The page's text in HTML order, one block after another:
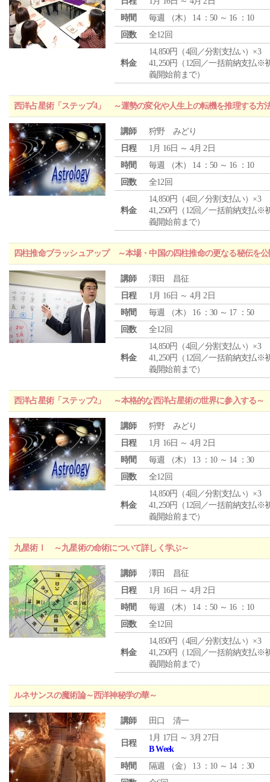
時間
毎週 （木） 14 ：50 ～ 16 ：10
回数
全12回
料金
14,850円（4回／分割支払い）×3
41,250円（12回／一括前納支払※
義開始前まで）
西洋占星術「ステップ4」 ～運勢の変化や人生上の転機を推理する方
講師
狩野 みどり
日程
1月 16日 ～ 4月 2日
時間
毎週 （木） 14 ：50 ～ 16 ：10
回数
全12回
料金
14,850円（4回／分割支払い）×3
41,250円（12回／一括前納支払※
義開始前まで）
四柱推命ブラッシュアップ ～本場・中国の四柱推命の更なる秘伝を
講師
澤田 昌征
日程
1月 16日 ～ 4月 2日
時間
毎週 （木） 16 ：30 ～ 17 ：50
回数
全12回
料金
14,850円（4回／分割支払い）×3
41,250円（12回／一括前納支払※
義開始前まで）
西洋占星術「ステップ2」 ～本格的な西洋占星術の世界に参入する～
講師
狩野 みどり
日程
1月 16日 ～ 4月 2日
時間
毎週 （木） 13 ：10 ～ 14 ：30
回数
全12回
料金
14,850円（4回／分割支払い）×3
41,250円（12回／一括前納支払※
義開始前まで）
九星術Ⅰ ～九星術の命術について詳しく学ぶ～
講師
澤田 昌征
日程
1月 16日 ～ 4月 2日
時間
毎週 （木） 14 ：50 ～ 16 ：10
回数
全12回
料金
14,850円（4回／分割支払い）×3
41,250円（12回／一括前納支払※
義開始前まで）
ルネサンスの魔術論～西洋神秘学の華～
講師 田口 清一
日程
1月 17日 ～ 3月 27日
B Week
時間
隔週 （金） 13 ：10 ～ 14 ：30